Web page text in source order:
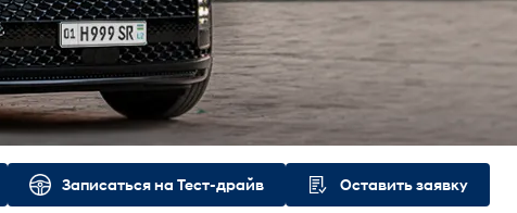
Записаться на Тест-драйв Оставить заявку